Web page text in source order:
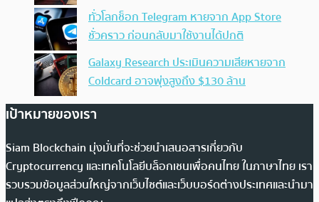
ทั่วโลกช็อก Telegram หายจาก App Store
ชั่วคราว ก่อนกลับมาใช้งานได้ปกติ
Galaxy Research ประเมินความเสียหายจาก
Coldcard อาจพุ่งสูงถึง $130 ล้าน
เป้าหมายของเรา
Siam Blockchain มุ่งมั่นที่จะช่วยนำเสนอสารเกี่ยวกับ
Cryptocurrency และเทคโนโลยีบล็อกเชนเพื่อคนไทย ในภาษาไทย เรา
รวบรวมข้อมูลส่วนใหญ่จากเว็บไซต์และเว็บบอร์ดต่างประเทศและนำมา